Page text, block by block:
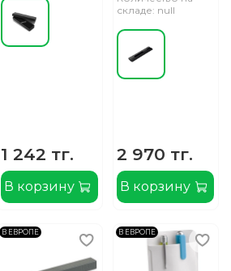
1 242 тг.
В корзину
складе: null
2 970 тг.
В корзину
В ЕВРОПЕ В ЕВРОПЕ